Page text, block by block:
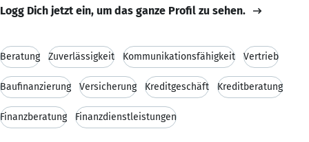
Logg Dich jetzt ein, um das ganze Profil zu sehen.
Beratung Zuverlässigkeit Kommunikationsfähigkeit Vertrieb
Baufinanzierung Versicherung Kreditgeschäft Kreditberatung
Finanzberatung Finanzdienstleistungen